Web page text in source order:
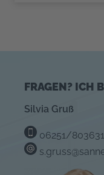
FRAGEN? ICH
Silvia Gruß
06251/